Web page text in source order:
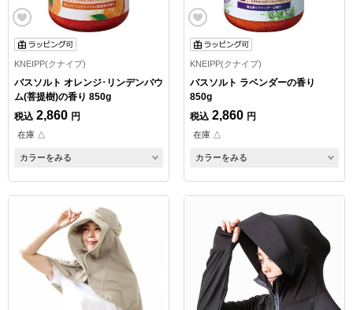
KNEIPP(クナイプ)
バスソルト オレンジ･リンデンバウ
ム(菩提樹)の香り 850g
税込 2,860 円
在庫 △
カラーをみる
KNEIPP(クナイプ)
バスソルト ラベンダーの香り
850g
税込 2,860 円
在庫 △
カラーをみる